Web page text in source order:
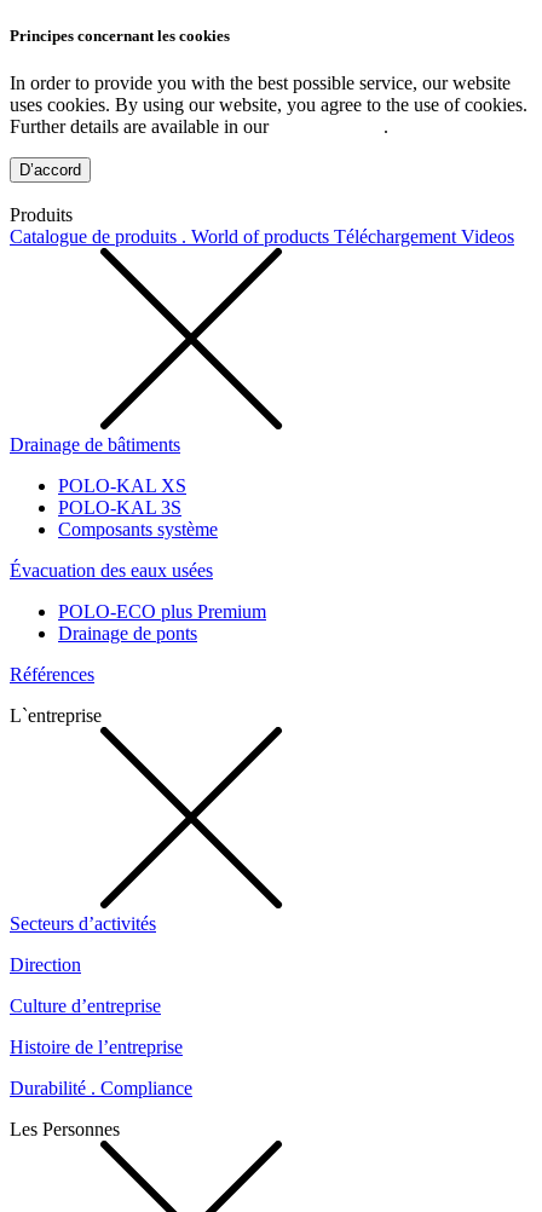
Principes concernant les cookies
In order to provide you with the best possible service, our website
uses cookies. By using our website, you agree to the use of cookies.
Further details are available in our
.
D’accord
Produits
Catalogue de produits . World of products Téléchargement Videos
Drainage de bâtiments
POLO-KAL XS
POLO-KAL 3S
Composants système
Évacuation des eaux usées
POLO-ECO plus Premium
Drainage de ponts
Références
L`entreprise
Secteurs d’activités
Direction
Culture d’entreprise
Histoire de l’entreprise
Durabilité . Compliance
Les Personnes